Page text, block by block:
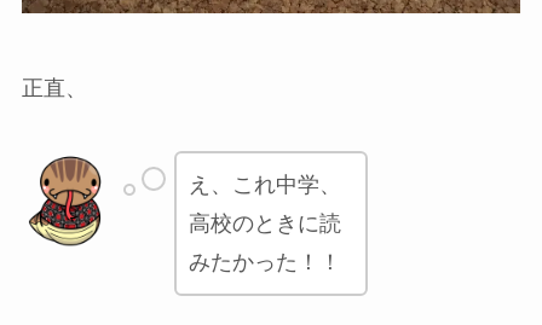
正直、
え、これ中学、
高校のときに読
みたかった！！